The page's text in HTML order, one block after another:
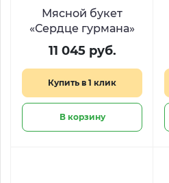
Мясной букет
«Сердце гурмана»
11 045 руб.
Купить в 1 клик
В корзину